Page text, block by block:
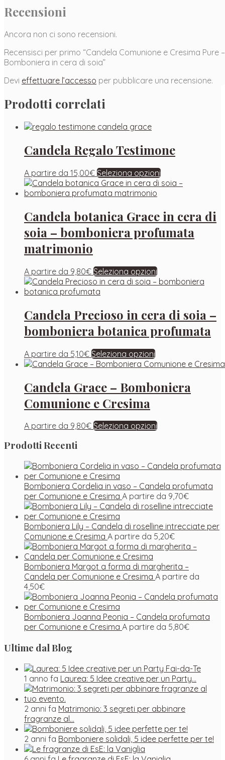
Recensioni
Ancora non ci sono recensioni.
Recensisci per primo “Candela Comunione e Cresima Pure –
Bomboniera in cera di soia”
Devi effettuare l’accesso per pubblicare una recensione.
Prodotti correlati
Candela Regalo Testimone
A partire da 15,00€ Seleziona opzioni
Candela botanica Grace in cera di
soia – bomboniera profumata
matrimonio
A partire da 9,80€ Seleziona opzioni
Candela Precioso in cera di soia –
bomboniera botanica profumata
A partire da 5,10€ Seleziona opzioni
Candela Grace – Bomboniera
Comunione e Cresima
A partire da 9,80€ Seleziona opzioni
Prodotti Recenti
Bomboniera Cordelia in vaso – Candela profumata
per Comunione e Cresima A partire da 9,70€
Bomboniera Lily – Candela di roselline intrecciate per
Comunione e Cresima A partire da 5,20€
Bomboniera Margot a forma di margherita –
Candela per Comunione e Cresima A partire da
4,50€
Bomboniera Joanna Peonia – Candela profumata
per Comunione e Cresima A partire da 5,80€
Ultime dal Blog
1 anno fa Laurea: 5 Idee creative per un Party…
2 anni fa Matrimonio: 3 segreti per abbinare
fragranze al…
2 anni fa Bomboniere solidali, 5 idee perfette per te!